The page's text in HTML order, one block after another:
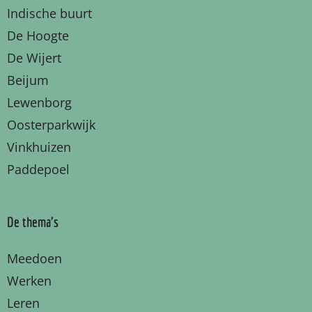
Indische buurt
De Hoogte
De Wijert
Beijum
Lewenborg
Oosterparkwijk
Vinkhuizen
Paddepoel
De thema's
Meedoen
Werken
Leren